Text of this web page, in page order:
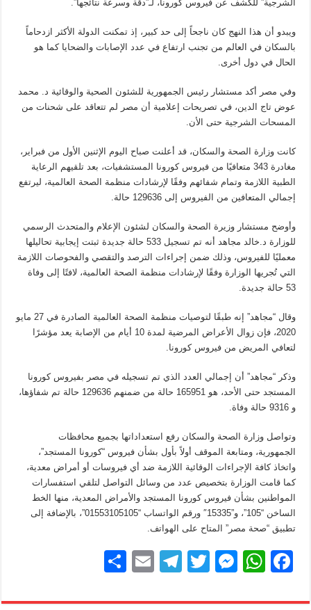
الشرجية” للكشف عن فيروس كورونا، لـ”دقة وسرعة نتائجها”.
ويبدو أن هذا النهج كان ناجحاً إلى حد كبير، إذ تمكنت الدولة الأكثر ازدحاماً
بالسكان في العالم من تجنب ارتفاع في عدد الإصابات والضحايا كما هو
الحال في دول أخرى.
وفي مصر أكد مستشار رئيس الجمهورية للشئون الصحية والوقائية د. محمد
عوض تاج الدين، في تصريحات إعلامية أن مصر لم تتعاقد على شحنات من
المسحات الشرجية حتى الأن.
كانت وزارة الصحة والسكان، قد أعلنت صباح اليوم الإثنين الأول من فبراير،
مغادرة 343 متعافيًا من فيروس كورونا المستشفيات، بعد تلقيهم الرعاية
الطبية اللازمة وتمام شفائهم وفقًا لإرشادات منظمة الصحة العالمية، ليرتفع
إجمالي المتعافين من الفيروس إلى 129636 حالة.
وأوضح مستشار وزيرة الصحة والسكان لشئون الإعلام والمتحدث الرسمي
للوزارة د.خالد مجاهد أنه تم تسجيل 533 حالة جديدة ثبتت إيجابية تحاليلها
معمليًا للفيروس، وذلك ضمن إجراءات الترصد والتقصي والفحوصات اللازمة
التي تُجريها الوزارة وفقًا لإرشادات منظمة الصحة العالمية، لافتًا إلى وفاة
53 حالة جديدة.
وقال “مجاهد” إنه طبقًا لتوصيات منظمة الصحة العالمية الصادرة في 27 مايو
2020، فإن زوال الأعراض المرضية لمدة 10 أيام من الإصابة يعد مؤشرًا
لتعافي المريض من فيروس كورونا.
وذكر “مجاهد” أن إجمالي العدد الذي تم تسجيله في مصر بفيروس كورونا
المستجد حتى الأحد، هو 165951 حالة من ضمنهم 129636 حالة تم شفاؤها،
و 9316 حالة وفاة.
وتواصل وزارة الصحة والسكان رفع استعداداتها بجميع محافظات
الجمهورية، ومتابعة الموقف أولاً بأول بشأن فيروس “كورونا المستجد”،
واتخاذ كافة الإجراءات الوقائية اللازمة ضد أي فيروسات أو أمراض معدية،
كما قامت الوزارة بتخصيص عدد من وسائل التواصل لتلقي استفسارات
المواطنين بشأن فيروس كورونا المستجد والأمراض المعدية، منها الخط
الساخن “105”، و”15335″ ورقم الواتساب “01553105105”، بالإضافة إلى
تطبيق “صحة مصر” المتاح على الهواتف.
F
W
M
T
T
E